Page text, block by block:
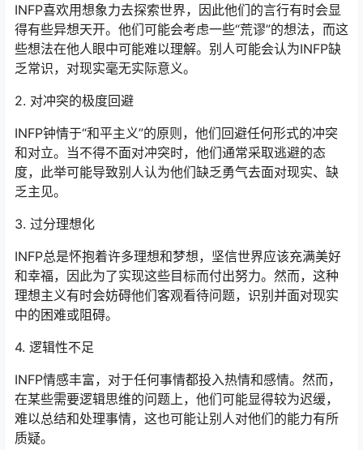
INFP喜欢用想象力去探索世界，因此他们的言行有时会显
得有些异想天开。他们可能会考虑一些“荒谬”的想法，而这
些想法在他人眼中可能难以理解。别人可能会认为INFP缺
乏常识，对现实毫无实际意义。
2. 对冲突的极度回避
INFP钟情于“和平主义”的原则，他们回避任何形式的冲突
和对立。当不得不面对冲突时，他们通常采取逃避的态
度，此举可能导致别人认为他们缺乏勇气去面对现实、缺
乏主见。
3. 过分理想化
INFP总是怀抱着许多理想和梦想，坚信世界应该充满美好
和幸福，因此为了实现这些目标而付出努力。然而，这种
理想主义有时会妨碍他们客观看待问题，识别并面对现实
中的困难或阻碍。
4. 逻辑性不足
INFP情感丰富，对于任何事情都投入热情和感情。然而，
在某些需要逻辑思维的问题上，他们可能显得较为迟缓，
难以总结和处理事情，这也可能让别人对他们的能力有所
质疑。